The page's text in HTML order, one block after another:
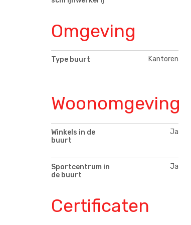
Omgeving
Type buurt Kantoren
Woonomgeving
Winkels in de
buurt
Ja
Sportcentrum in
de buurt
Ja
Certificaten